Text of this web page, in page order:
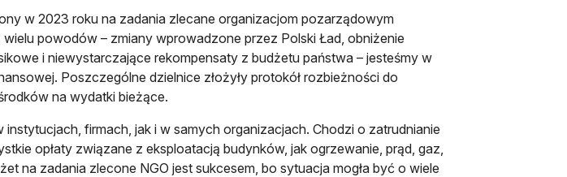
w 2023 roku na zadania zlecane organizacjom pozarządowym
powodów – zmiany wprowadzone przez Polski Ład, obniżenie
i niewystarczające rekompensaty z budżetu państwa – jesteśmy w
Poszczególne dzielnice złożyły protokół rozbieżności do
na wydatki bieżące.
firmach, jak i w samych organizacjach. Chodzi o zatrudnianie
opłaty związane z eksploatacją budynków, jak ogrzewanie, prąd, gaz,
na zadania zlecone NGO jest sukcesem, bo sytuacja mogła być o wiele